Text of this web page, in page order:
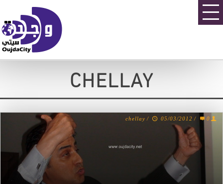
CHELLAY
chellay / 05/03/2012 / 0